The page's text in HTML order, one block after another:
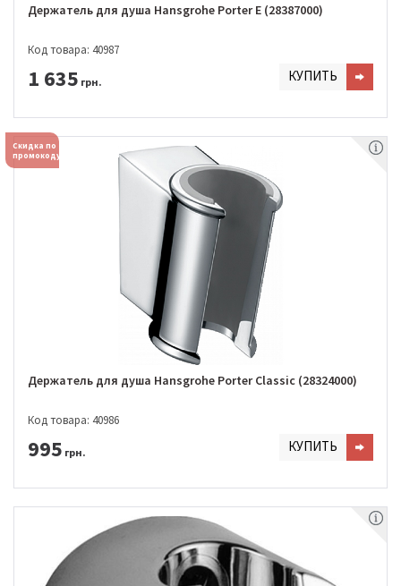
Держатель для душа Hansgrohe Porter E (28387000)
Код товара: 40987
1 635 грн. КУПИТЬ
Скидка по
промокоду
Держатель для душа Hansgrohe Porter Classic (28324000)
Код товара: 40986
995 грн. КУПИТЬ